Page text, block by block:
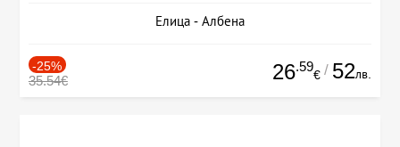
Елица - Албена
-25%
35.54€ 26.59
€ / 52лв.